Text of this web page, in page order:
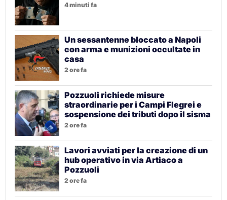
4 minuti fa
Un sessantenne bloccato a Napoli
con arma e munizioni occultate in
casa
2 ore fa
Pozzuoli richiede misure
straordinarie per i Campi Flegrei e
sospensione dei tributi dopo il sisma
2 ore fa
Lavori avviati per la creazione di un
hub operativo in via Artiaco a
Pozzuoli
2 ore fa